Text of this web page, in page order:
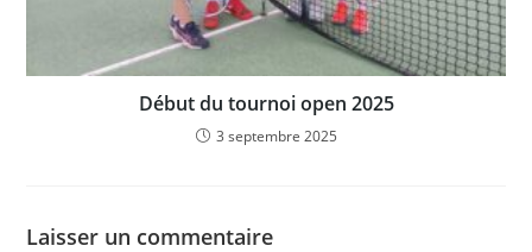
Début du tournoi open 2025
3 septembre 2025
Laisser un commentaire